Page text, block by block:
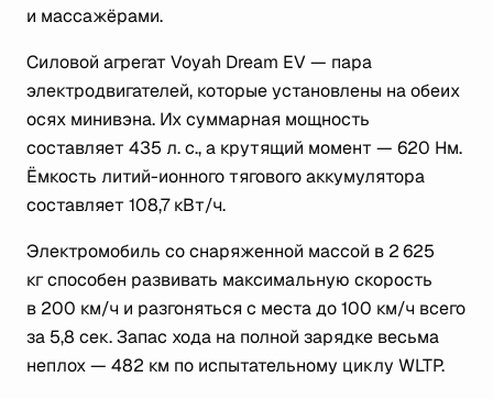
и массажёрами.
Силовой агрегат Voyah Dream EV — пара
электродвигателей, которые установлены на обеих
осях минивэна. Их суммарная мощность
составляет 435 л. с., а крутящий момент — 620 Нм.
Ёмкость литий-ионного тягового аккумулятора
составляет 108,7 кВт/ч.
Электромобиль со снаряженной массой в 2 625
кг способен развивать максимальную скорость
в 200 км/ч и разгоняться с места до 100 км/ч всего
за 5,8 сек. Запас хода на полной зарядке весьма
неплох — 482 км по испытательному циклу WLTP.